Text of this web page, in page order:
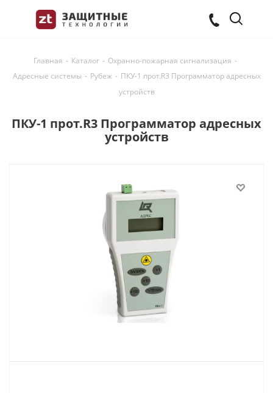
Главная - Каталог - Охранно-пожарная сигнализация -
Адресные системы - Рубеж - ПКУ-1 прот.R3 Программатор адресных
устройств
ПКУ-1 прот.R3 Программатор адресных
устройств